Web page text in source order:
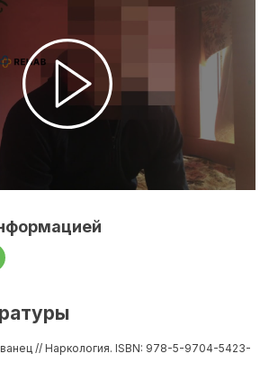
// Наркология. ISBN: 978-5-9704-5423-